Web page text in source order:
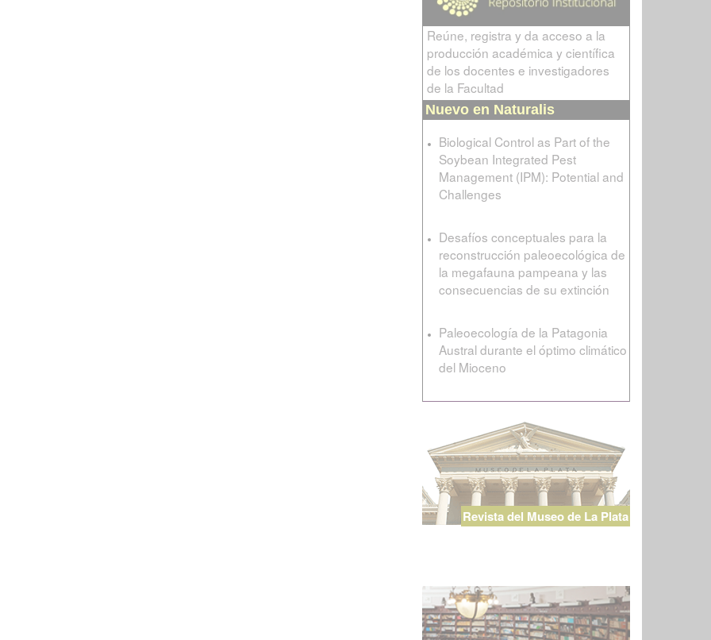
Reúne, registra y da acceso a la
producción académica y científica
de los docentes e investigadores
de la Facultad
Nuevo en Naturalis
Biological Control as Part of the
Soybean Integrated Pest
Management (IPM): Potential and
Challenges
Desafíos conceptuales para la
reconstrucción paleoecológica de
la megafauna pampeana y las
consecuencias de su extinción
Paleoecología de la Patagonia
Austral durante el óptimo climático
del Mioceno
Revista del Museo de La Plata